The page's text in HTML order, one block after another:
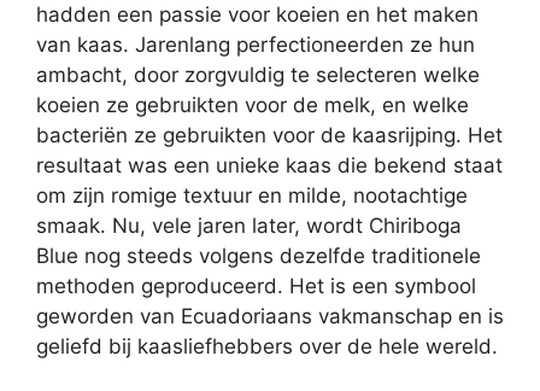
hadden een passie voor koeien en het maken
van kaas. Jarenlang perfectioneerden ze hun
ambacht, door zorgvuldig te selecteren welke
koeien ze gebruikten voor de melk, en welke
bacteriën ze gebruikten voor de kaasrijping. Het
resultaat was een unieke kaas die bekend staat
om zijn romige textuur en milde, nootachtige
smaak. Nu, vele jaren later, wordt Chiriboga
Blue nog steeds volgens dezelfde traditionele
methoden geproduceerd. Het is een symbool
geworden van Ecuadoriaans vakmanschap en is
geliefd bij kaasliefhebbers over de hele wereld.